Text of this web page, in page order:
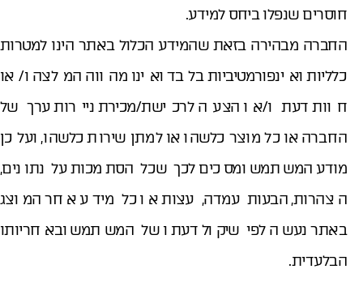
קטגוריה
אזור
פרויקט
חוסרים שנפלו ביחס למידע.
החברה מבהירה בזאת שהמידע הכלול באתר הינו למטרות
כלליות ואינפורמטיביות בלבד ואינו מהווה המלצה ו/או
חוות דעת ו/או הצעה לרכישת/מכירת ניירות ערך של
החברה או כל מוצר כלשהו או למתן שירות כלשהו, ועל כן
מודע המשתמש ומסכים לכך שכל הסתמכות על נתונים,
הצהרות, הבעות עמדה, עצות או כל מידע אחר המוצג
באתר נעשה לפי שיקול דעתו של המשתמש ובאחריותו
הבלעדית.